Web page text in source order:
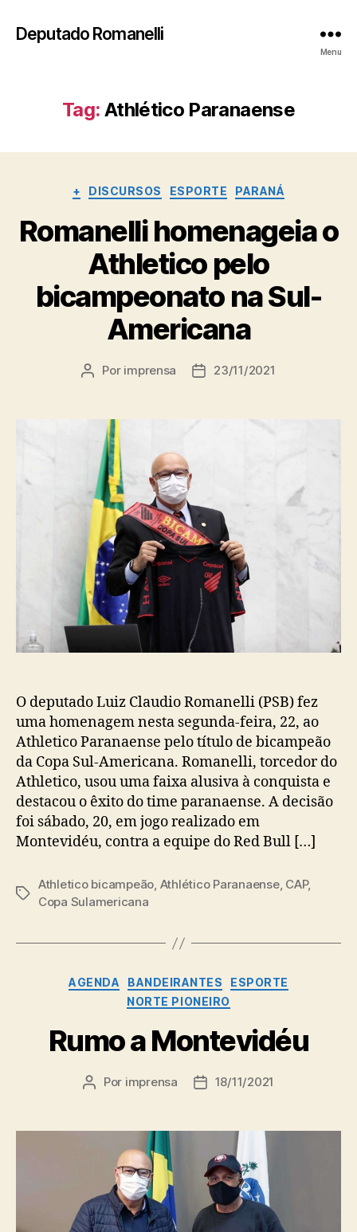
Deputado Romanelli
Menu
Tag: Athlético Paranaense
Categorias
+ DISCURSOS ESPORTE PARANÁ
Romanelli homenageia o
Athletico pelo
bicampeonato na Sul-
Americana
Autor
Por imprensa
Data23/11/2021
O deputado Luiz Claudio Romanelli (PSB) fez
uma homenagem nesta segunda-feira, 22, ao
Athletico Paranaense pelo título de bicampeão
da Copa Sul-Americana. Romanelli, torcedor do
Athletico, usou uma faixa alusiva à conquista e
destacou o êxito do time paranaense. A decisão
foi sábado, 20, em jogo realizado em
Montevidéu, contra a equipe do Red Bull […]
Tags
Athletico bicampeão, Athlético Paranaense, CAP,
Copa Sulamericana
Categorias
AGENDA BANDEIRANTES
ESPORTE
NORTE PIONEIRO
Rumo a Montevidéu
Autor
Por imprensa
Data18/11/2021